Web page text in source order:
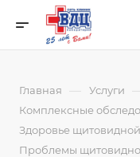
Главная — Услуги
Комплексные
Здоровье
Проблемы